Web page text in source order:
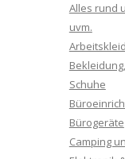
Alles rund
uvm.
Schuhe
Bürogeräte
Camping